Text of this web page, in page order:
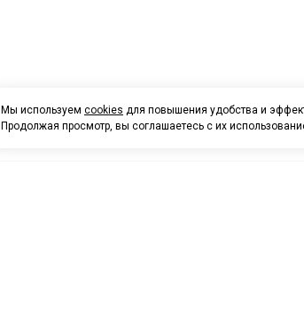
Мы используем cookies для повышения удобства и
Продолжая просмотр, вы соглашаетесь с их